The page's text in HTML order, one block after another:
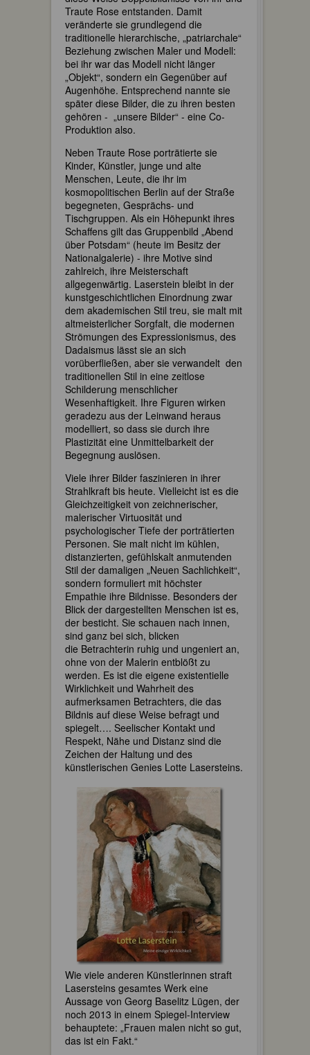
Traute Rose entstanden. Damit
veränderte sie grundlegend die
traditionelle hierarchische, „patriarchale“
Beziehung zwischen Maler und Modell:
bei ihr war das Modell nicht länger
„Objekt“, sondern ein Gegenüber auf
Augenhöhe. Entsprechend nannte sie
später diese Bilder, die zu ihren besten
gehören - „unsere Bilder“ - eine Co-
Produktion also.
Neben Traute Rose porträtierte sie
Kinder, Künstler, junge und alte
Menschen, Leute, die ihr im
kosmopolitischen Berlin auf der Straße
begegneten, Gesprächs- und
Tischgruppen. Als ein Höhepunkt ihres
Schaffens gilt das Gruppenbild „Abend
über Potsdam“ (heute im Besitz der
Nationalgalerie) - ihre Motive sind
zahlreich, ihre Meisterschaft
allgegenwärtig. Laserstein bleibt in der
kunstgeschichtlichen Einordnung zwar
dem akademischen Stil treu, sie malt mit
altmeisterlicher Sorgfalt, die modernen
Strömungen des Expressionismus, des
Dadaismus lässt sie an sich
vorüberfließen, aber sie verwandelt den
traditionellen Stil in eine zeitlose
Schilderung menschlicher
Wesenhaftigkeit. Ihre Figuren wirken
geradezu aus der Leinwand heraus
modelliert, so dass sie durch ihre
Plastizität eine Unmittelbarkeit der
Begegnung auslösen.
Viele ihrer Bilder faszinieren in ihrer
Strahlkraft bis heute. Vielleicht ist es die
Gleichzeitigkeit von zeichnerischer,
malerischer Virtuosität und
psychologischer Tiefe der porträtierten
Personen. Sie malt nicht im kühlen,
distanzierten, gefühlskalt anmutenden
Stil der damaligen „Neuen Sachlichkeit“,
sondern formuliert mit höchster
Empathie ihre Bildnisse. Besonders der
Blick der dargestellten Menschen ist es,
der besticht. Sie schauen nach innen,
sind ganz bei sich, blicken
die Betrachterin ruhig und ungeniert an,
ohne von der Malerin entblößt zu
werden. Es ist die eigene existentielle
Wirklichkeit und Wahrheit des
aufmerksamen Betrachters, die das
Bildnis auf diese Weise befragt und
spiegelt…. Seelischer Kontakt und
Respekt, Nähe und Distanz sind die
Zeichen der Haltung und des
künstlerischen Genies Lotte Lasersteins.
Wie viele anderen Künstlerinnen straft
Lasersteins gesamtes Werk eine
Aussage von Georg Baselitz Lügen, der
noch 2013 in einem Spiegel-Interview
behauptete: „Frauen malen nicht so gut,
das ist ein Fakt.“